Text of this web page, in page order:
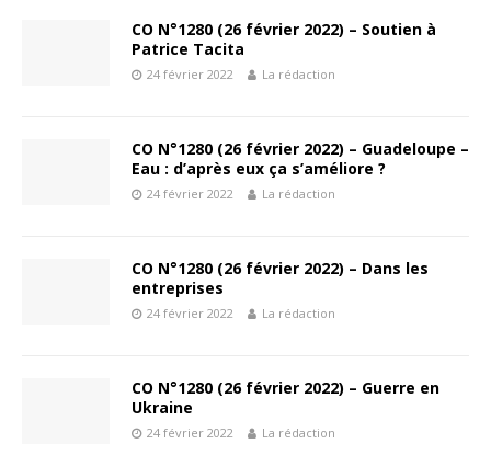
CO N°1280 (26 février 2022) – Soutien à
Patrice Tacita
24 février 2022 La rédaction
CO N°1280 (26 février 2022) – Guadeloupe –
Eau : d’après eux ça s’améliore ?
24 février 2022 La rédaction
CO N°1280 (26 février 2022) – Dans les
entreprises
24 février 2022 La rédaction
CO N°1280 (26 février 2022) – Guerre en
Ukraine
24 février 2022 La rédaction